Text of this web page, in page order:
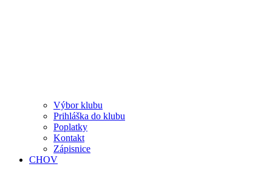
Výbor klubu
Prihláška do klubu
Poplatky
Kontakt
Zápisnice
CHOV